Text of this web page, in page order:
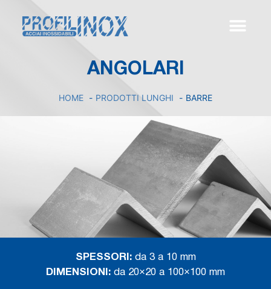
ANGOLARI
HOME PRODOTTI LUNGHI BARRE
SPESSORI:da 3 a 10 mm
DIMENSIONI: da 20×20 a 100×100 mm